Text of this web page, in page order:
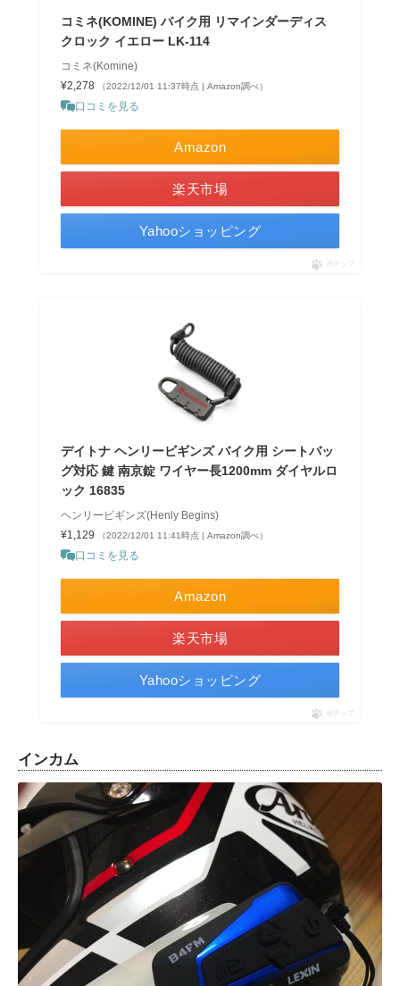
コミネ(KOMINE) バイク用 リマインダーディス
クロック イエロー LK-114
コミネ(Komine)
¥2,278
（2022/12/01 11:37時点 | Amazon調べ）
口コミを見る
Amazon
楽天市場
Yahooショッピング
ポチップ
デイトナ ヘンリービギンズ バイク用 シートバッ
グ対応 鍵 南京錠 ワイヤー長1200mm ダイヤルロ
ック 16835
ヘンリービギンズ(Henly Begins)
¥1,129
（2022/12/01 11:41時点 | Amazon調べ）
口コミを見る
Amazon
楽天市場
Yahooショッピング
ポチップ
インカム